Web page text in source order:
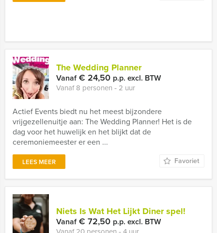
The Wedding Planner
Vanaf€ 24,50 p.p. excl. BTW
Vanaf 8 personen ‐ 2 uur
Actief Events biedt nu het meest bijzondere
vrijgezellenuitje aan: The Wedding Planner! Het is de
dag voor het huwelijk en het blijkt dat de
ceremoniemeester er een ...
LEES MEER Favoriet
Niets Is Wat Het Lijkt Diner spel!
Vanaf€ 72,50 p.p. excl. BTW